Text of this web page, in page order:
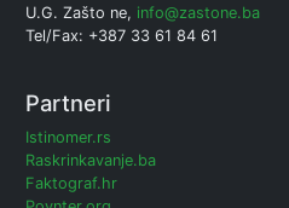
U.G. Zašto ne, info@zastone.ba
Tel/Fax: +387 33 61 84 61
Partneri
Istinomer.rs
Raskrinkavanje.ba
Faktograf.hr